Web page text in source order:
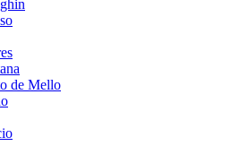
de Mello